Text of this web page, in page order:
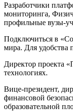
Разработчики
мониторинга,
профильные вузы-
Подключиться в
мира. Для удобства
Директор проекта
технологиях.
Вице-президент,
финансовой
образовательной